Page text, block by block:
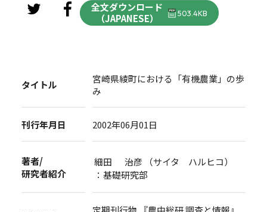
全文ダウンロード
（JAPANESE）
503.4KB
タイトル
宮崎県綾町における「有機農業」の歩
み
刊行年月日 2002年06月01日
著者/
研究者紹介
細田 治彦 （サイタ ハルヒコ）
：基礎研究部